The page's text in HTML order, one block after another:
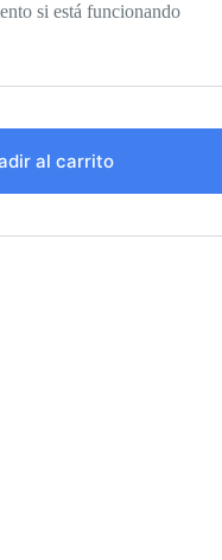
si está funcionando
al carrito